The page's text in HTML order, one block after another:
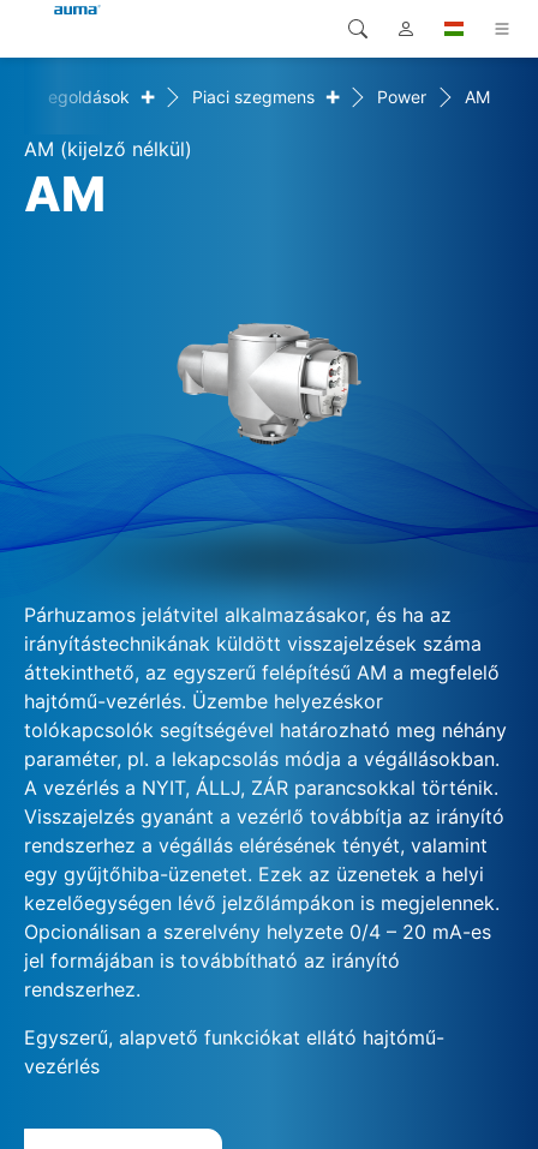
Termékek
Megoldások
Global
Európa
Észak-Amerika
Keresés
Megoldások + Piaci szegmens + Power AM
AM (kijelző nélkül)
AM
Párhuzamos jelátvitel alkalmazásakor, és ha az
irányítástechnikának küldött visszajelzések száma
áttekinthető, az egyszerű felépítésű AM a megfelelő
hajtómű-vezérlés. Üzembe helyezéskor
tolókapcsolók segítségével határozható meg néhány
paraméter, pl. a lekapcsolás módja a végállásokban.
A vezérlés a NYIT, ÁLLJ, ZÁR parancsokkal történik.
Visszajelzés gyanánt a vezérlő továbbítja az irányító
rendszerhez a végállás elérésének tényét, valamint
egy gyűjtőhiba-üzenetet. Ezek az üzenetek a helyi
kezelőegységen lévő jelzőlámpákon is megjelennek.
Opcionálisan a szerelvény helyzete 0/4 – 20 mA-es
jel formájában is továbbítható az irányító
rendszerhez.
Egyszerű, alapvető funkciókat ellátó hajtómű-
vezérlés